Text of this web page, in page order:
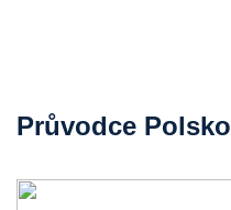
Průvodce Polsko